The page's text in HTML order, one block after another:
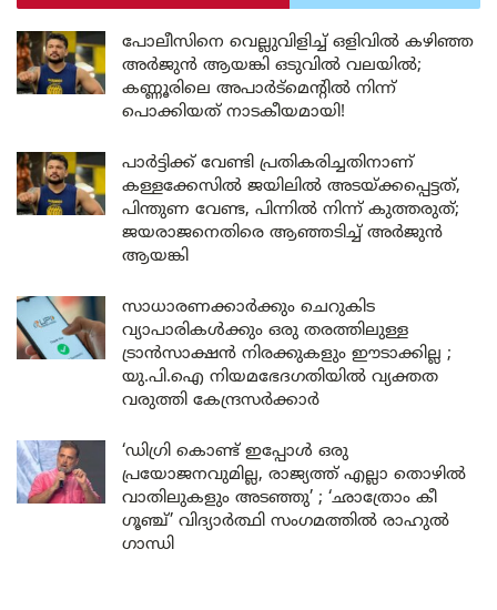
പോലീസിനെ വെല്ലുവിളിച്ച് ഒളിവിൽ കഴിഞ്ഞ
അർജുൻ ആയങ്കി ഒടുവിൽ വലയിൽ;
കണ്ണൂരിലെ അപാർട്മെന്റിൽ നിന്ന്
പൊക്കിയത് നാടകീയമായി!
പാർട്ടിക്ക് വേണ്ടി പ്രതികരിച്ചതിനാണ്
കള്ളക്കേസിൽ ജയിലിൽ അടയ്ക്കപ്പെട്ടത്,
പിന്തുണ വേണ്ട, പിന്നിൽ നിന്ന് കുത്തരുത്;
ജയരാജനെതിരെ ആഞ്ഞടിച്ച് അർജുൻ
ആയങ്കി
സാധാരണക്കാർക്കും ചെറുകിട
വ്യാപാരികൾക്കും ഒരു തരത്തിലുള്ള
ട്രാൻസാക്ഷൻ നിരക്കുകളും ഈടാക്കില്ല ;
യു.പി.ഐ നിയമഭേദഗതിയിൽ വ്യക്തത
വരുത്തി കേന്ദ്രസർക്കാർ
‘ഡിഗ്രി കൊണ്ട് ഇപ്പോൾ ഒരു
പ്രയോജനവുമില്ല, രാജ്യത്ത് എല്ലാ തൊഴിൽ
വാതിലുകളും അടഞ്ഞു’ ; ‘ഛാത്രോം കീ
ഗൂഞ്ച്’ വിദ്യാർത്ഥി സംഗമത്തിൽ രാഹുൽ
ഗാന്ധി